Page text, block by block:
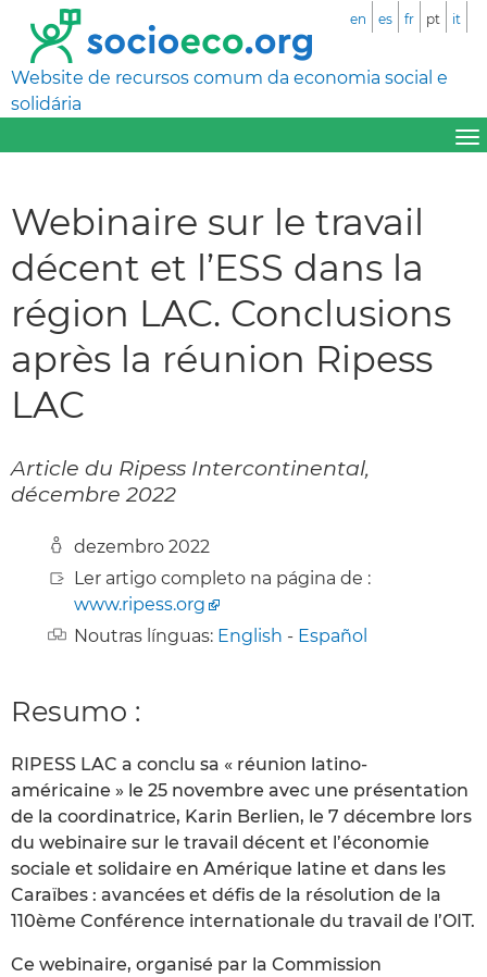
Website de recursos comum da economia social e
solidária
en es fr pt it
Webinaire sur le travail
décent et l’ESS dans la
région LAC. Conclusions
après la réunion Ripess
LAC
Article du Ripess Intercontinental,
décembre 2022
dezembro 2022
Ler artigo completo na página de :
www.ripess.org
Noutras línguas: English - Español
Resumo :
RIPESS LAC a conclu sa « réunion latino-
américaine » le 25 novembre avec une présentation
de la coordinatrice, Karin Berlien, le 7 décembre lors
du webinaire sur le travail décent et l’économie
sociale et solidaire en Amérique latine et dans les
Caraïbes : avancées et défis de la résolution de la
110ème Conférence internationale du travail de l’OIT.
Ce webinaire, organisé par la Commission